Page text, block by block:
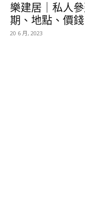
樂建居｜私人
期、地點、價
20 6 月, 2023